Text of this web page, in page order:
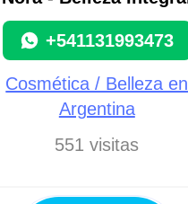
+541131993473
Cosmética / Belleza en
Argentina
551 visitas